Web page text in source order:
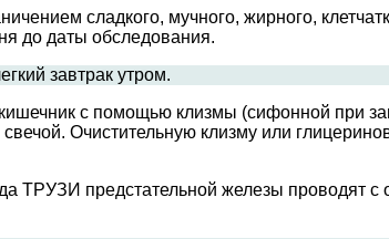
сладкого, мучного, жирного,
до даты обследования.
завтрак утром.
с помощью клизмы (сифонной при
Очистительную клизму или
ТРУЗИ предстательной железы проводят